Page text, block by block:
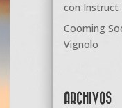
con Instruct
Cooming
Vignolo
ARCHIVOS